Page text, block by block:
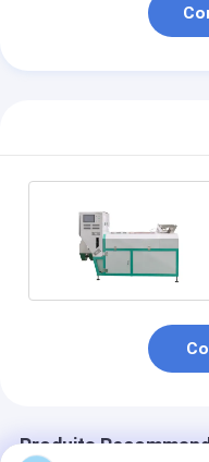
Produits